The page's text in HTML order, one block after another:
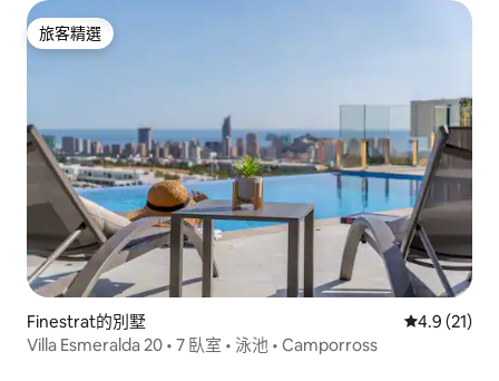
旅客精選
旅客精選
Finestrat的別墅 從 21 則評
4.9 (21)
Villa Esmeralda 20 • 7 臥室 • 泳池 • Camporross